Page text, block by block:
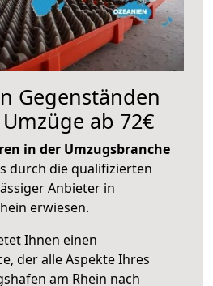
Gegenständen
ab 72€
in der Umzugsbranche
durch die qualifizierten
Anbieter in
erwiesen.
Ihnen einen
der alle Aspekte Ihres
am Rhein nach